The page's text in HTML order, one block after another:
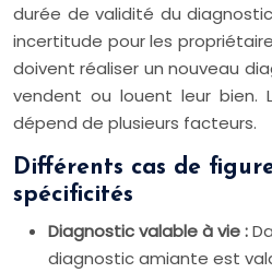
durée de validité du
incertitude pour les
doivent réaliser un nouveau
vendent ou louent leur bien.
dépend de plusieurs facteurs.
Différents cas de
spécificités
Diagnostic valable à vie :
diagnostic amiante est